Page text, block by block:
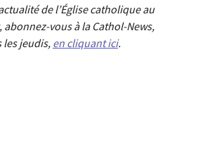
de l’Église catholique au
vous à la Cathol-News,
les jeudis,en cliquant ici.